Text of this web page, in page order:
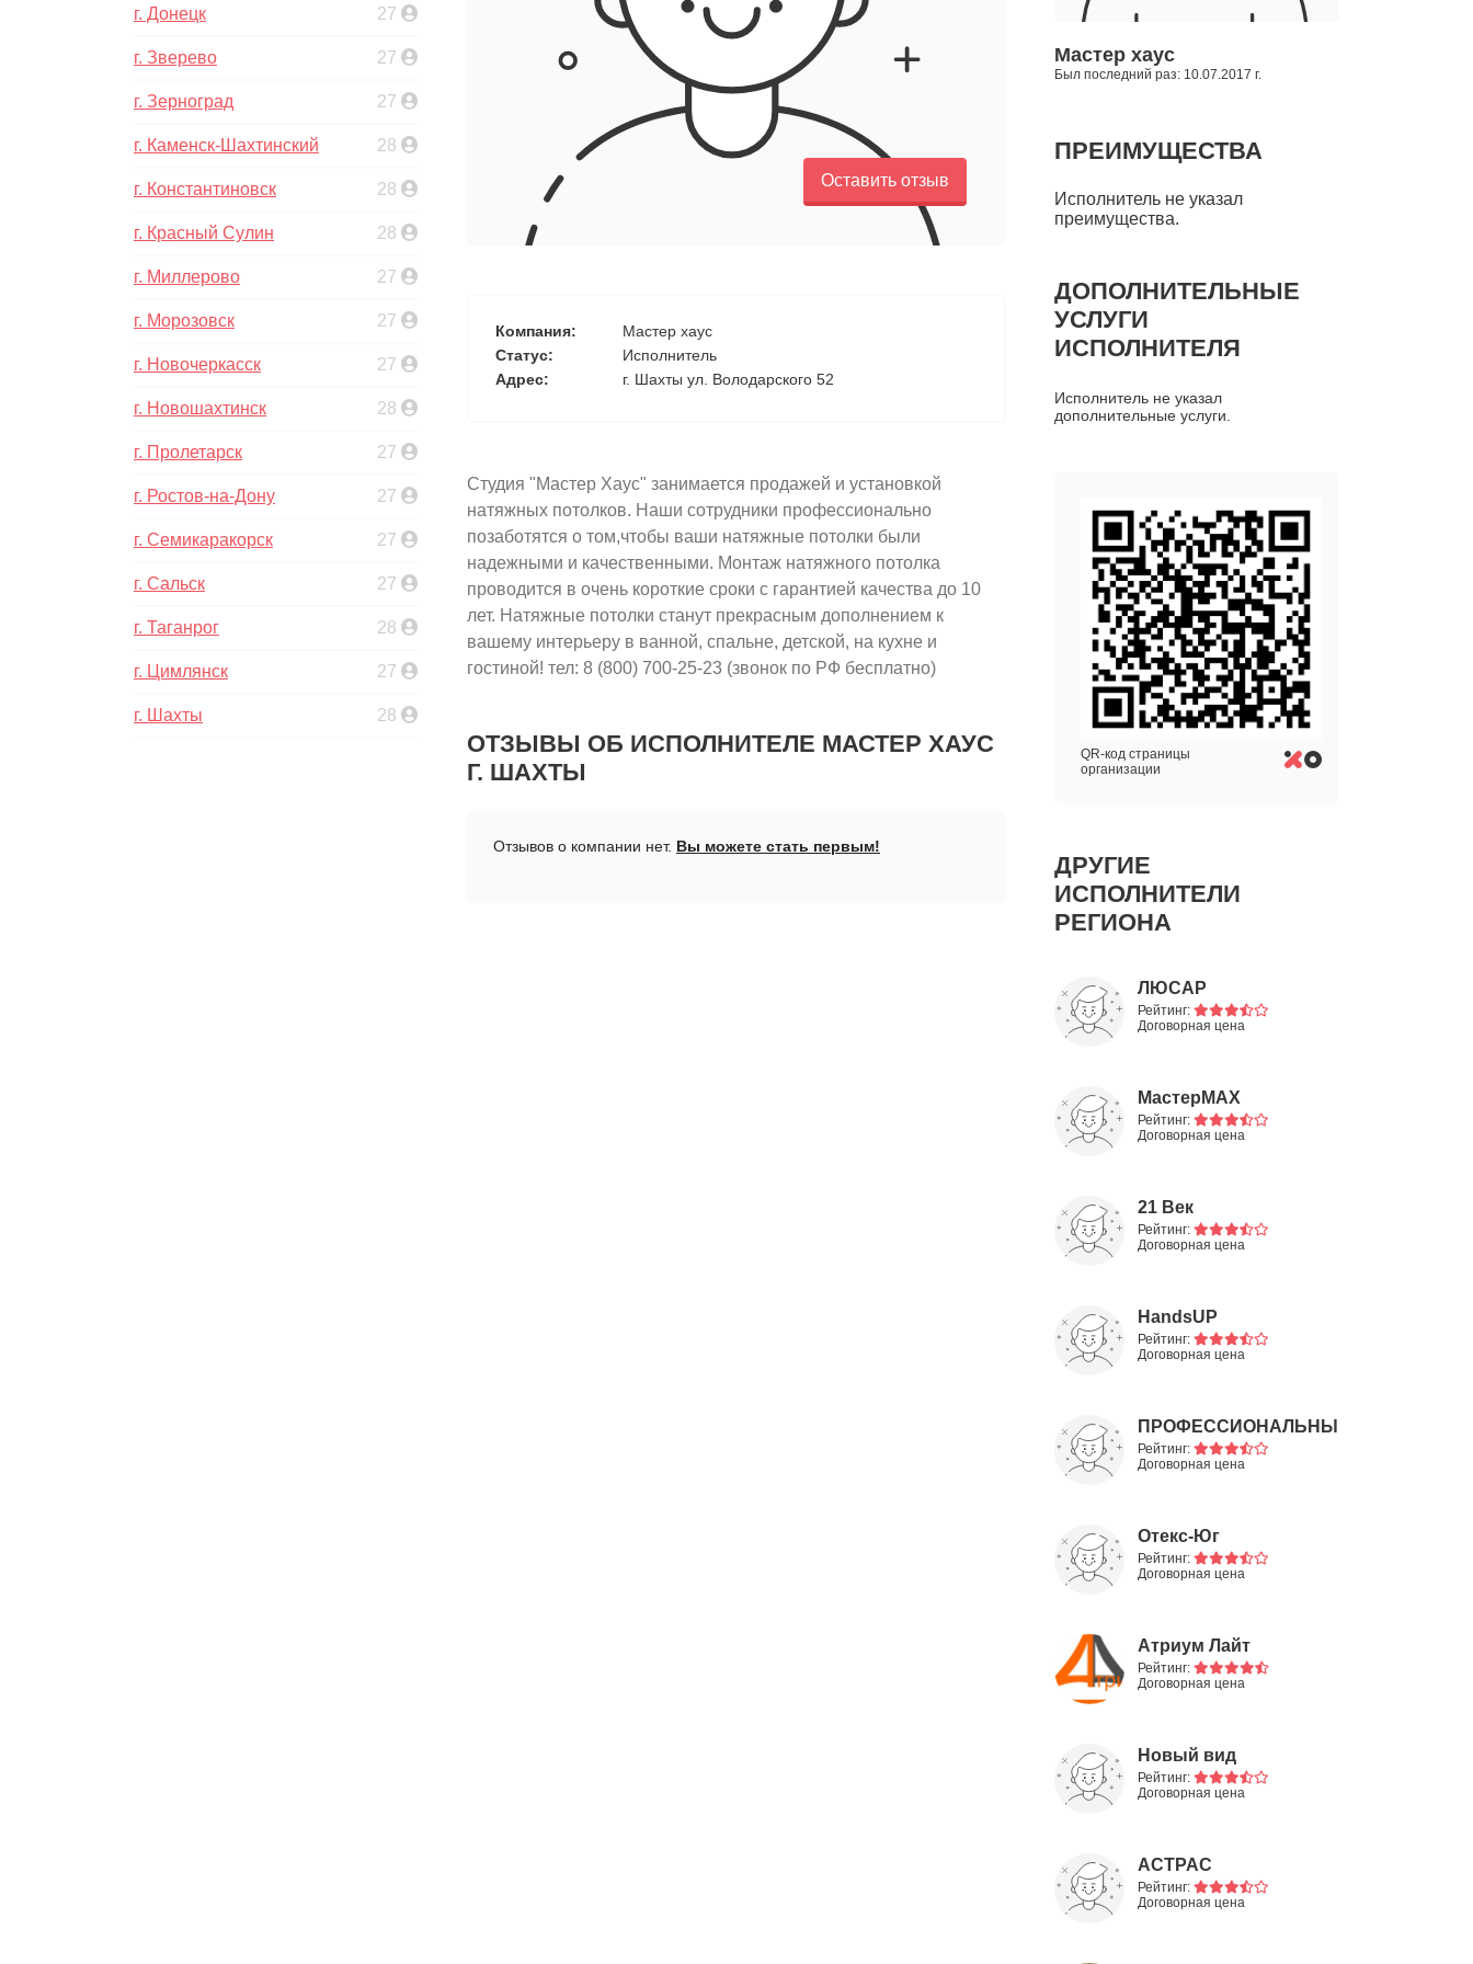
г. Донецк 27
г. Зверево 27
г. Зерноград 27
г. Каменск-Шахтинский 28
г. Константиновск 28
г. Красный Сулин 28
г. Миллерово 27
г. Морозовск 27
г. Новочеркасск 27
г. Новошахтинск 28
г. Пролетарск 27
г. Ростов-на-Дону 27
г. Семикаракорск 27
г. Сальск 27
г. Таганрог 28
г. Цимлянск 27
г. Шахты 28
Оставить отзыв
Компания:
Мастер хаус
Статус:
Исполнитель
Адрес:
г. Шахты ул. Володарского 52
Студия "Мастер Хаус" занимается продажей и установкой
натяжных потолков. Наши сотрудники профессионально
позаботятся о том,чтобы ваши натяжные потолки были
надежными и качественными. Монтаж натяжного потолка
проводится в очень короткие сроки с гарантией качества до 10
лет. Натяжные потолки станут прекрасным дополнением к
вашему интерьеру в ванной, спальне, детской, на кухне и
гостиной! тел: 8 (800) 700-25-23 (звонок по РФ бесплатно)
ОТЗЫВЫ ОБ ИСПОЛНИТЕЛЕ МАСТЕР ХАУС
Г. ШАХТЫ
Отзывов о компании нет. Вы можете стать первым!
Мастер хаус
Был последний раз: 10.07.2017 г.
ПРЕИМУЩЕСТВА
Исполнитель не указал
преимущества.
ДОПОЛНИТЕЛЬНЫЕ
УСЛУГИ
ИСПОЛНИТЕЛЯ
Исполнитель не указал
дополнительные услуги.
QR-код страницы
организации
ДРУГИЕ
ИСПОЛНИТЕЛИ
РЕГИОНА
ЛЮСАР
Рейтинг:
Договорная цена
МастерМАХ
Рейтинг:
Договорная цена
21 Век
Рейтинг:
Договорная цена
HandsUP
Рейтинг:
Договорная цена
ПРОФЕССИОНАЛЬНЫЕ
НАТЯЖНЫЕ
Рейтинг:
Договорная цена
Отекс-Юг
Рейтинг:
Договорная цена
Атриум Лайт
Рейтинг:
Договорная цена
Новый вид
Рейтинг:
Договорная цена
АСТРАС
Рейтинг:
Договорная цена